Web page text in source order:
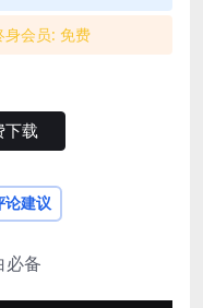
身会员: 免费
下载
论建议
必备